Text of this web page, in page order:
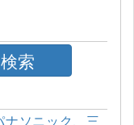
検索